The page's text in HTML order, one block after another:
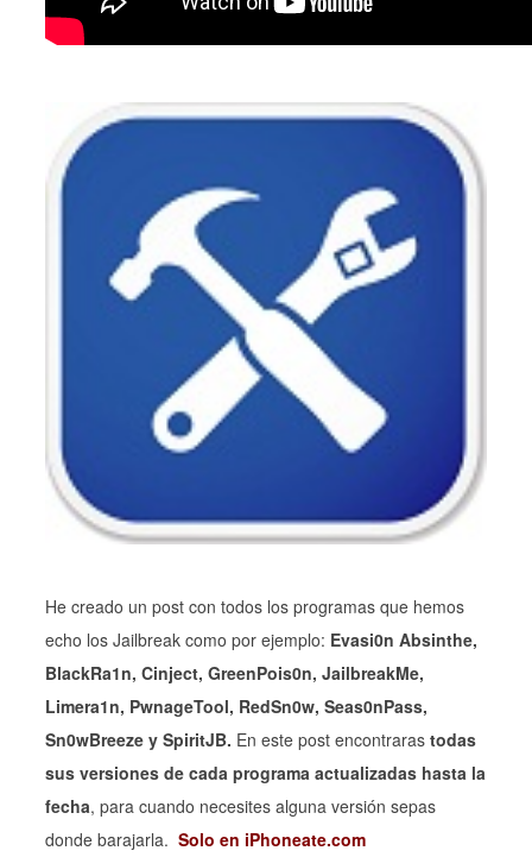
He creado un post con todos los programas que hemos
echo los Jailbreak como por ejemplo: Evasi0n Absinthe,
BlackRa1n, Cinject, GreenPois0n, JailbreakMe,
Limera1n, PwnageTool, RedSn0w, Seas0nPass,
Sn0wBreeze y SpiritJB. En este post encontraras todas
sus versiones de cada programa actualizadas hasta la
fecha, para cuando necesites alguna versión sepas
donde barajarla. Solo en iPhoneate.com